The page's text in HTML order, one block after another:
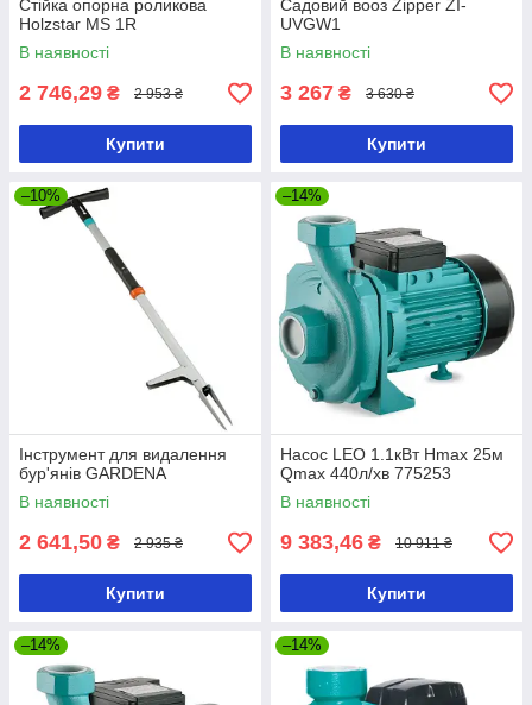
Стійка опорна роликова
Holzstar MS 1R
В наявності
2 746,29 ₴ 2 953 ₴
Купити
Садовий вооз Zipper ZI-
UVGW1
В наявності
3 267 ₴ 3 630 ₴
Купити
–10%
Інструмент для видалення
бур'янів GARDENA
В наявності
2 641,50 ₴ 2 935 ₴
Купити
–14%
Насос LEO 1.1кВт Hmax 25м
Qmax 440л/хв 775253
В наявності
9 383,46 ₴ 10 911 ₴
Купити
–14% –14%